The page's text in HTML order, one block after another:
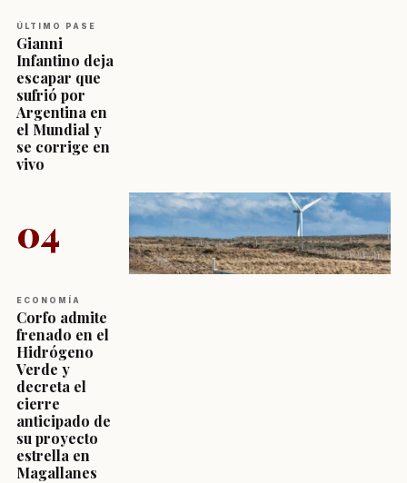
ÚLTIMO PASE
Gianni
Infantino deja
escapar que
sufrió por
Argentina en
el Mundial y
se corrige en
vivo
04
ECONOMÍA
Corfo admite
frenado en el
Hidrógeno
Verde y
decreta el
cierre
anticipado de
su proyecto
estrella en
Magallanes